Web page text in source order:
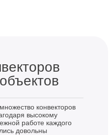
конвекторов
высокому
работе каждого
довольны